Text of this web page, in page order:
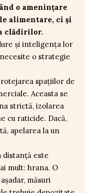
o amenințare
alimentare, ci și
clădirilor.
și inteligența lor
o strategie
spațiilor de
Aceasta se
strictă, izolarea
cu raticide. Dacă,
apelarea la un
distanță este
mult: hrana. O
măsuri